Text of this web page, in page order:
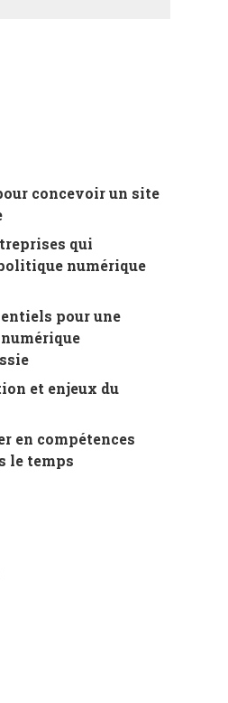
concevoir un site
qui
numérique
pour une
et enjeux du
en compétences
le temps